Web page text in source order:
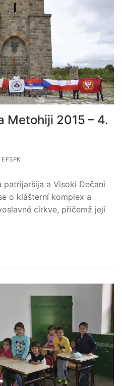
Metohiji 2015 – 4.
EFSPK
patrijaršija a Visoki Dečani
o klášterní komplex a
církve, přičemž její